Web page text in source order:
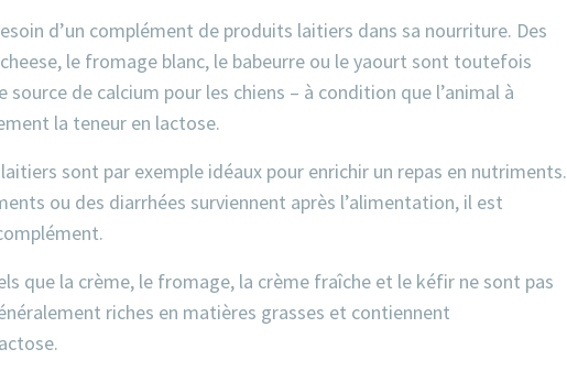
d’un complément de produits laitiers dans sa nourriture. Des
le fromage blanc, le babeurre ou le yaourt sont toutefois
de calcium pour les chiens – à condition que l’animal à
la teneur en lactose.
sont par exemple idéaux pour enrichir un repas en nutriments.
ou des diarrhées surviennent après l’alimentation, il est
que la crème, le fromage, la crème fraîche et le kéfir ne sont pas
riches en matières grasses et contiennent